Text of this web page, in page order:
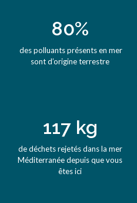
80%
des polluants présents en mer
sont d’origine terrestre
127 kg
de déchets rejetés dans la mer
Méditerranée depuis que vous
êtes ici